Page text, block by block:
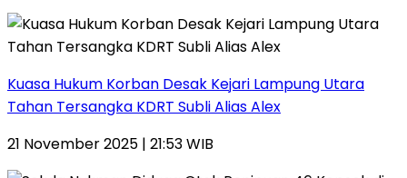
Kuasa Hukum Korban Desak Kejari Lampung Utara
Tahan Tersangka KDRT Subli Alias Alex
21 November 2025 | 21:53 WIB